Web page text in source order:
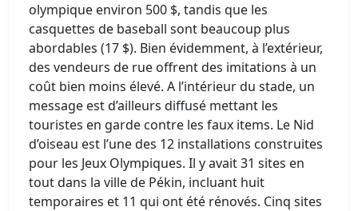
olympique environ 500 $, tandis que les
casquettes de baseball sont beaucoup plus
abordables (17 $). Bien évidemment, à l’extérieur,
des vendeurs de rue offrent des imitations à un
coût bien moins élevé. A l’intérieur du stade, un
message est d’ailleurs diffusé mettant les
touristes en garde contre les faux items. Le Nid
d’oiseau est l’une des 12 installations construites
pour les Jeux Olympiques. Il y avait 31 sites en
tout dans la ville de Pékin, incluant huit
temporaires et 11 qui ont été rénovés. Cinq sites